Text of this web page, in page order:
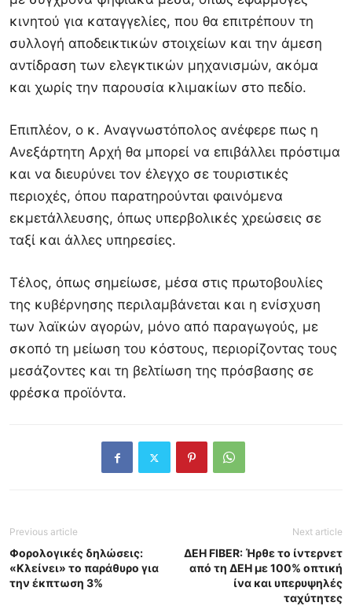
κινητού για καταγγελίες, που θα επιτρέπουν τη
συλλογή αποδεικτικών στοιχείων και την άμεση
αντίδραση των ελεγκτικών μηχανισμών, ακόμα
και χωρίς την παρουσία κλιμακίων στο πεδίο.
Επιπλέον, ο κ. Αναγνωστόπολος ανέφερε πως η
Ανεξάρτητη Αρχή θα μπορεί να επιβάλλει πρόστιμα
και να διευρύνει τον έλεγχο σε τουριστικές
περιοχές, όπου παρατηρούνται φαινόμενα
εκμετάλλευσης, όπως υπερβολικές χρεώσεις σε
ταξί και άλλες υπηρεσίες.
Τέλος, όπως σημείωσε, μέσα στις πρωτοβουλίες
της κυβέρνησης περιλαμβάνεται και η ενίσχυση
των λαϊκών αγορών, μόνο από παραγωγούς, με
σκοπό τη μείωση του κόστους, περιορίζοντας τους
μεσάζοντες και τη βελτίωση της πρόσβασης σε
φρέσκα προϊόντα.
Previous article
Φορολογικές δηλώσεις:
«Κλείνει» το παράθυρο για
την έκπτωση 3%
Next article
ΔΕΗ FIBER: Ήρθε το ίντερνετ
από τη ΔΕΗ με 100% οπτική
ίνα και υπερυψηλές
ταχύτητες